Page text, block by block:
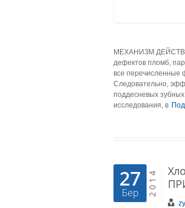
МЕХАНИЗМ
дефектов пломб,
все перечисленные
Следовательно,
поддесневых
исследования, в
27
Бер 2014